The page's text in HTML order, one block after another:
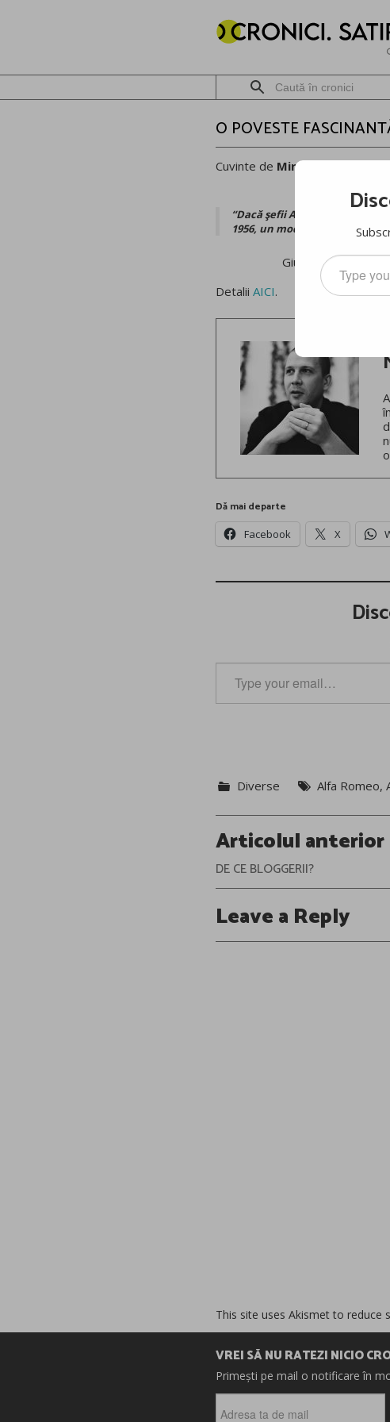
O POVESTE
Cuvinte de Mircea Meșter
“Dacă şefii Alfa Romeo ar fi
1956, un model de oraş cu
Giuseppe Busso,
Detalii AICI.
Dă mai departe
Facebook X
email…
Diverse Alfa Romeo,
Post
navigation
Articolul anterior
DE CE BLOGGERII?
Leave a Reply
This site uses Akismet to reduce
VREI SĂ NU RATEZI NICIO
Primești pe mail o notificare în
ta
Type
your
email…